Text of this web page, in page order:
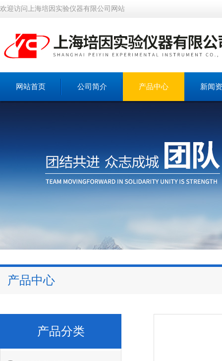
欢迎访问上海培因实验仪器有限公司网站
网站首页 公司简介 产品中心 新闻
产品中心
产品分类